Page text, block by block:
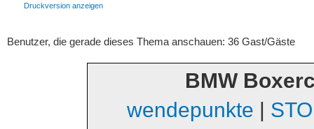
Druckversion anzeigen
Benutzer, die gerade dieses Thema anschauen: 36 Gast/Gäste
BMW
wendepunkte |